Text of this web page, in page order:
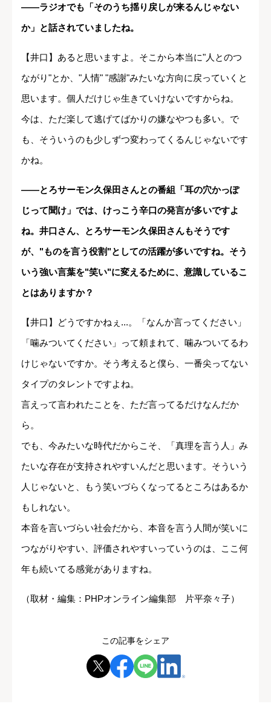
――ラジオでも「そのうち揺り戻しが来るんじゃない
か」と話されていましたね。
【井口】あると思いますよ。そこから本当に"人とのつ
ながり"とか、"人情" "感謝"みたいな方向に戻っていくと
思います。個人だけじゃ生きていけないですからね。
今は、ただ楽して逃げてばかりの嫌なやつも多い。で
も、そういうのも少しずつ変わってくるんじゃないです
かね。
――とろサーモン久保田さんとの番組「耳の穴かっぽ
じって聞け」では、けっこう辛口の発言が多いですよ
ね。井口さん、とろサーモン久保田さんもそうです
が、"ものを言う役割"としての活躍が多いですね。そう
いう強い言葉を"笑い"に変えるために、意識しているこ
とはありますか？
【井口】どうですかねぇ...。「なんか言ってください」
「噛みついてください」って頼まれて、噛みついてるわ
けじゃないですか。そう考えると僕ら、一番尖ってない
タイプのタレントですよね。
言えって言われたことを、ただ言ってるだけなんだか
ら。
でも、今みたいな時代だからこそ、「真理を言う人」み
たいな存在が支持されやすいんだと思います。そういう
人じゃないと、もう笑いづらくなってるところはあるか
もしれない。
本音を言いづらい社会だから、本音を言う人間が笑いに
つながりやすい、評価されやすいっていうのは、ここ何
年も続いてる感覚がありますね。
（取材・編集：PHPオンライン編集部 片平奈々子）
この記事をシェア